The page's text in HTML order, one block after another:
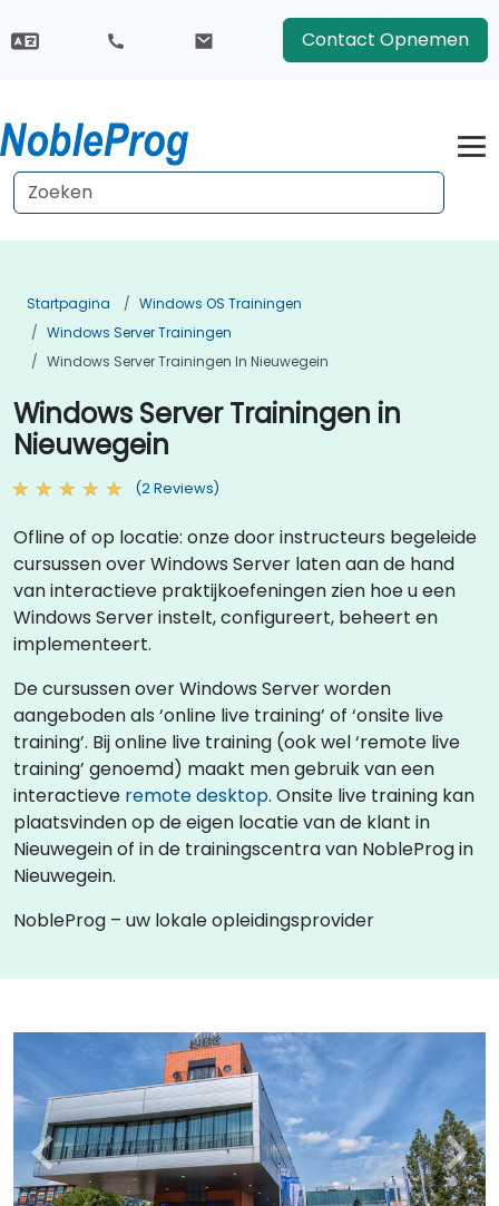
Contact Opnemen
Startpagina
Windows OS Trainingen
Windows Server Trainingen
Windows Server Trainingen In Nieuwegein
Windows Server Trainingen in
Nieuwegein
(2 Reviews)
Ofline of op locatie: onze door instructeurs begeleide
cursussen over Windows Server laten aan de hand
van interactieve praktijkoefeningen zien hoe u een
Windows Server instelt, configureert, beheert en
implementeert.
De cursussen over Windows Server worden
aangeboden als ‘online live training’ of ‘onsite live
training’. Bij online live training (ook wel ‘remote live
training’ genoemd) maakt men gebruik van een
interactieve remote desktop. Onsite live training kan
plaatsvinden op de eigen locatie van de klant in
Nieuwegein of in de trainingscentra van NobleProg in
Nieuwegein.
NobleProg – uw lokale opleidingsprovider